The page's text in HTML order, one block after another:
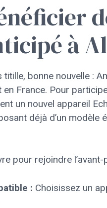
à
titille, bonne nouvelle :
France. Pour
un nouvel appareil
déjà d’un modèle
pour rejoindre l’avant-
: Choisissez un